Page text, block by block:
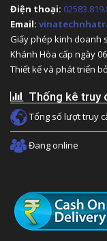
Điện thoại:
Email:
Giấy phép kinh doanh
Khánh Hòa cấp ngày
Thiết kế và phát triển
Thống kê truy
Tổng số lượt truy
Đang online